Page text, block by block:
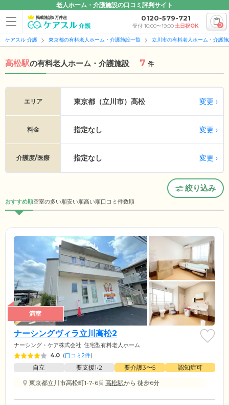
老人ホーム・介護施設の口コミ評判サイト
掲載施設5万件超 0120-579-721
受付 10:00〜19:00土日祝OK 0
ケアスル 介護 東京都の有料老人ホーム・介護施設一覧 立川市の有料老人ホーム・介護
高松駅の有料老人ホーム・介護施設 7 件
エリア 東京都（立川市） 高松 変更
料金 指定なし 変更
介護度/医療 指定なし 変更
絞り込み
おすすめ順空室の多い順安い順高い順口コミ件数順
満室
ナーシングヴィラ立川高松2
ナーシング・ケア株式会社 住宅型有料老人ホーム
4.0 (口コミ2件)
自立 要支援1•2 要介護3〜5
認知症可
東京都立川市高松町1-7-6
高松駅から 徒歩6分